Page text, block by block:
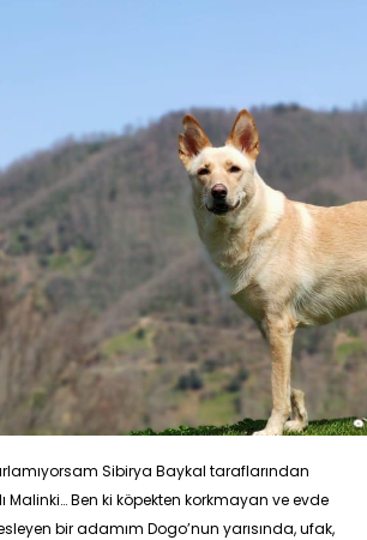
Sibirya Baykal taraflarından
Malinki… Ben ki köpekten korkmayan ve evde
bir adamım Dogo’nun yarısında, ufak,